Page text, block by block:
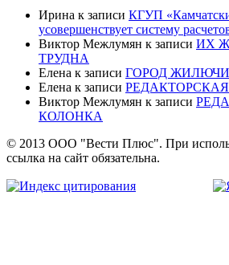
Ирина к записи КГУП
усовершенствует систему
Виктор Межлумян к записи ИХ
ТРУДНА
Елена к записи ГОРОД
Елена к записи
Виктор Межлумян к записи
КОЛОНКА
© 2013 ООО "Вести Плюс". При
ссылка на сайт обязательна.